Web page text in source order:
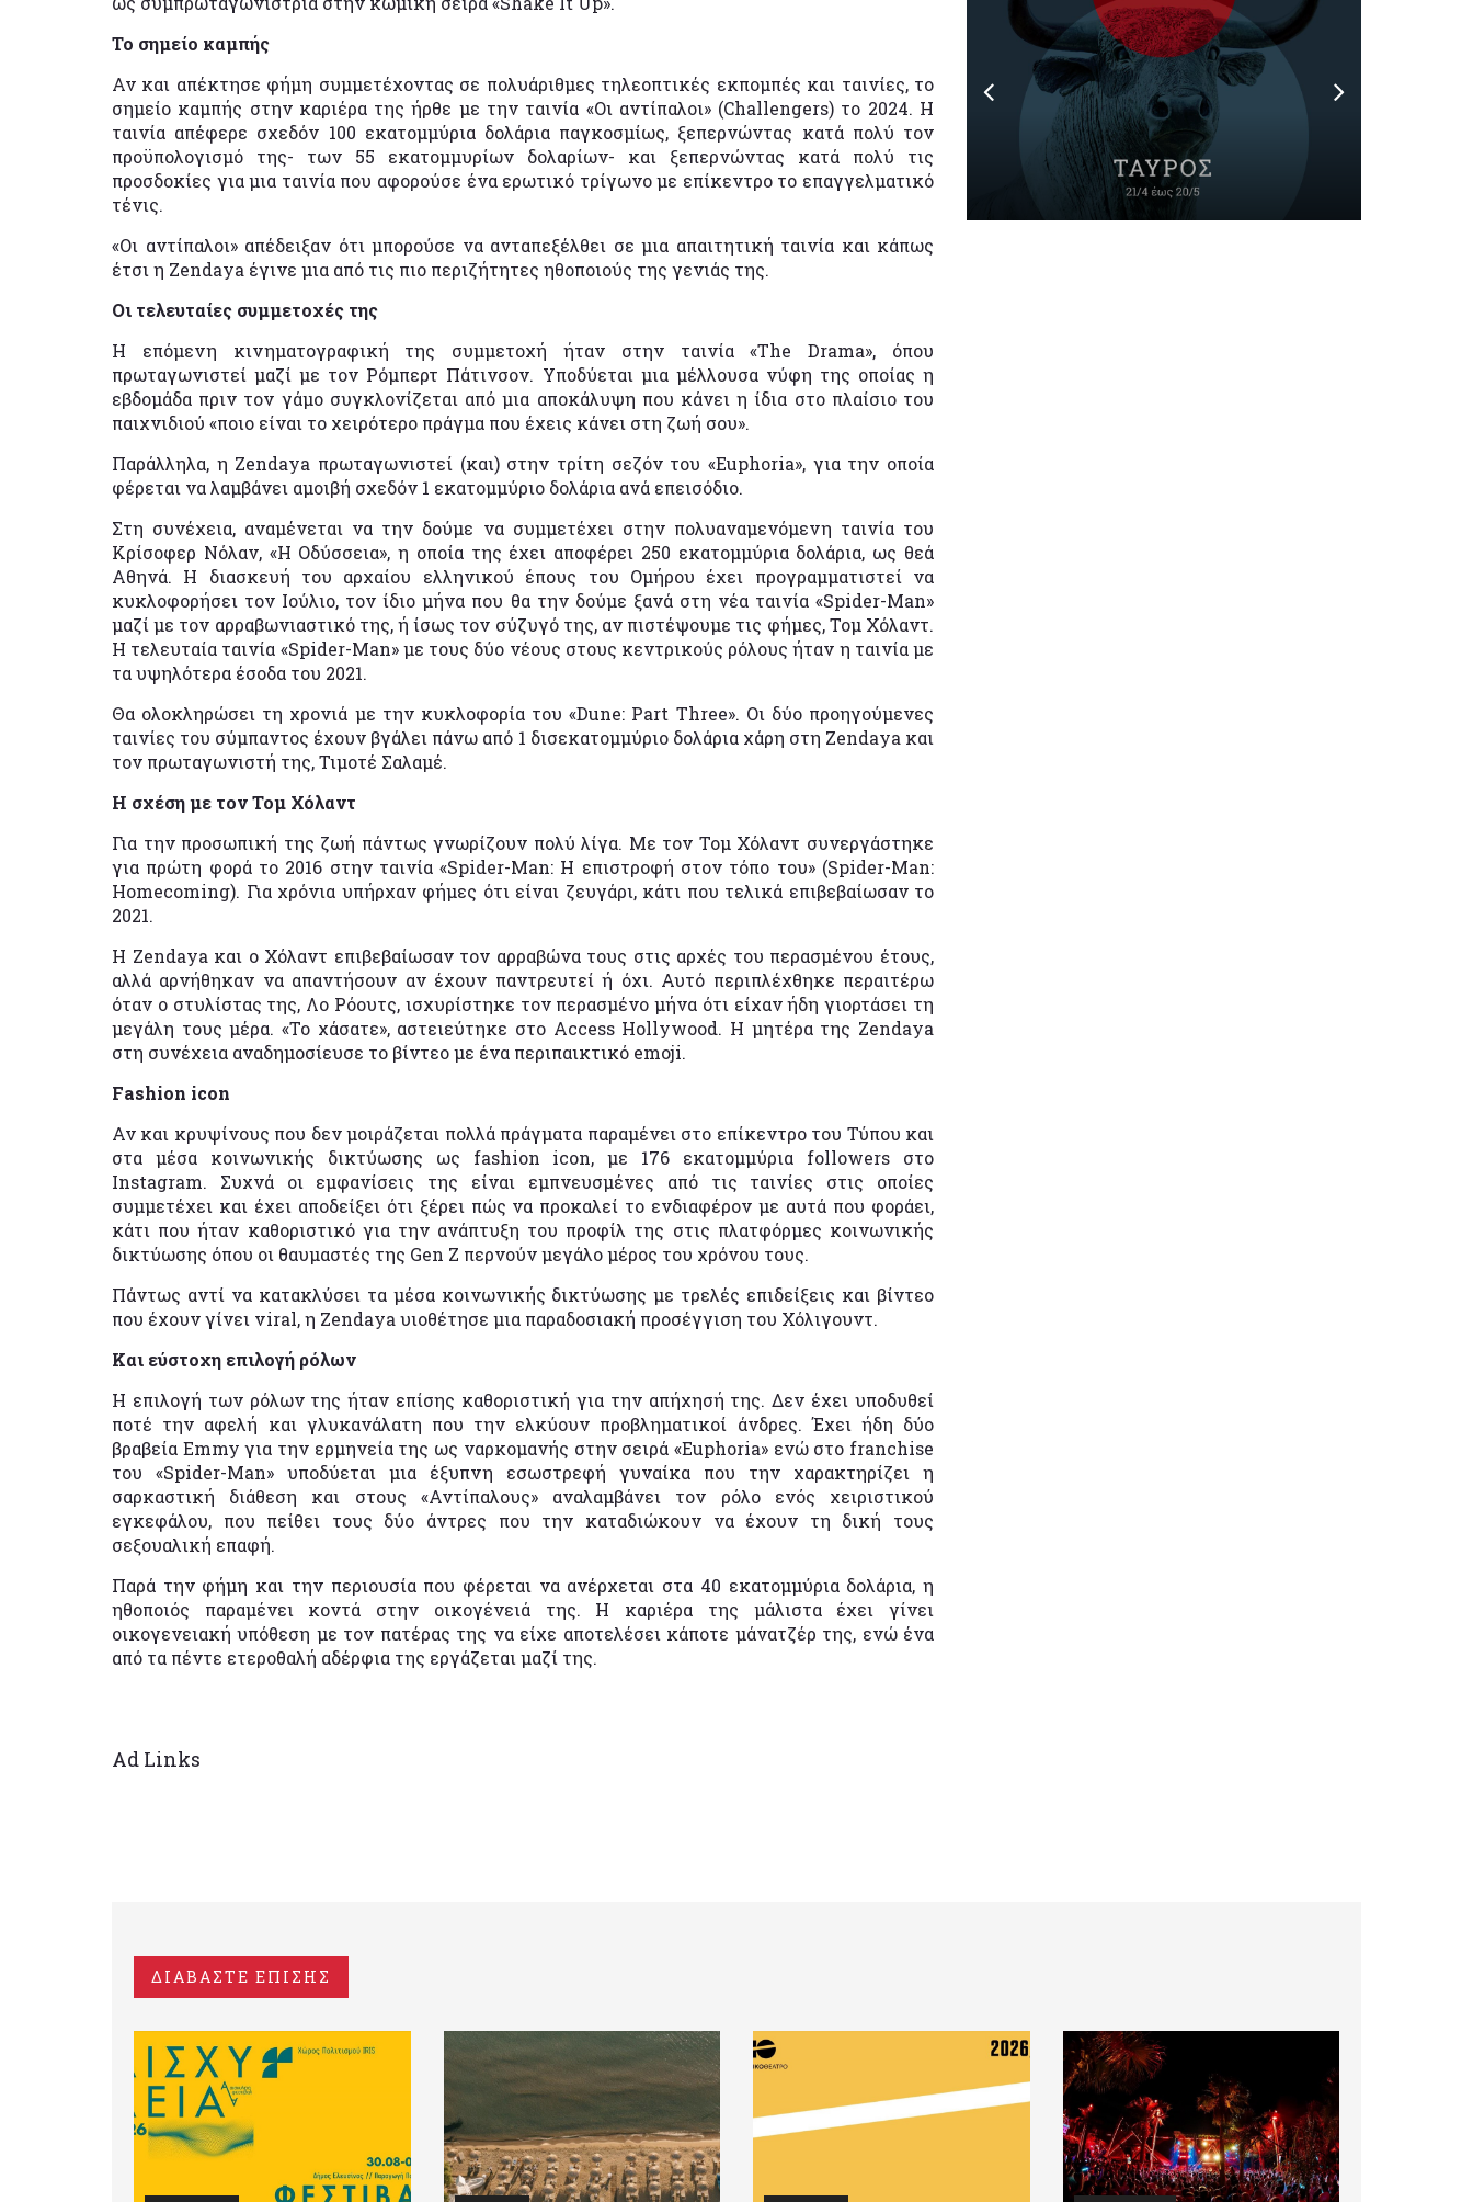
Το σημείο καμπής
Αν και απέκτησε φήμη συμμετέχοντας σε πολυάριθμες τηλεοπτικές εκπομπές και ταινίες, το
σημείο καμπής στην καριέρα της ήρθε με την ταινία «Οι αντίπαλοι» (Challengers) το 2024. Η
ταινία απέφερε σχεδόν 100 εκατομμύρια δολάρια παγκοσμίως, ξεπερνώντας κατά πολύ τον
προϋπολογισμό της- των 55 εκατομμυρίων δολαρίων- και ξεπερνώντας κατά πολύ τις
προσδοκίες για μια ταινία που αφορούσε ένα ερωτικό τρίγωνο με επίκεντρο το επαγγελματικό
τένις.
«Οι αντίπαλοι» απέδειξαν ότι μπορούσε να ανταπεξέλθει σε μια απαιτητική ταινία και κάπως
έτσι η Zendaya έγινε μια από τις πιο περιζήτητες ηθοποιούς της γενιάς της.
Οι τελευταίες συμμετοχές της
Η επόμενη κινηματογραφική της συμμετοχή ήταν στην ταινία «The Drama», όπου
πρωταγωνιστεί μαζί με τον Ρόμπερτ Πάτινσον. Υποδύεται μια μέλλουσα νύφη της οποίας η
εβδομάδα πριν τον γάμο συγκλονίζεται από μια αποκάλυψη που κάνει η ίδια στο πλαίσιο του
παιχνιδιού «ποιο είναι το χειρότερο πράγμα που έχεις κάνει στη ζωή σου».
Παράλληλα, η Zendaya πρωταγωνιστεί (και) στην τρίτη σεζόν του «Euphoria», για την οποία
φέρεται να λαμβάνει αμοιβή σχεδόν 1 εκατομμύριο δολάρια ανά επεισόδιο.
Στη συνέχεια, αναμένεται να την δούμε να συμμετέχει στην πολυαναμενόμενη ταινία του
Κρίσοφερ Νόλαν, «Η Οδύσσεια», η οποία της έχει αποφέρει 250 εκατομμύρια δολάρια, ως θεά
Αθηνά. Η διασκευή του αρχαίου ελληνικού έπους του Ομήρου έχει προγραμματιστεί να
κυκλοφορήσει τον Ιούλιο, τον ίδιο μήνα που θα την δούμε ξανά στη νέα ταινία «Spider-Man»
μαζί με τον αρραβωνιαστικό της, ή ίσως τον σύζυγό της, αν πιστέψουμε τις φήμες, Τομ Χόλαντ.
Η τελευταία ταινία «Spider-Man» με τους δύο νέους στους κεντρικούς ρόλους ήταν η ταινία με
τα υψηλότερα έσοδα του 2021.
Θα ολοκληρώσει τη χρονιά με την κυκλοφορία του «Dune: Part Three». Οι δύο προηγούμενες
ταινίες του σύμπαντος έχουν βγάλει πάνω από 1 δισεκατομμύριο δολάρια χάρη στη Zendaya και
τον πρωταγωνιστή της, Τιμοτέ Σαλαμέ.
Η σχέση με τον Τομ Χόλαντ
Για την προσωπική της ζωή πάντως γνωρίζουν πολύ λίγα. Με τον Τομ Χόλαντ συνεργάστηκε
για πρώτη φορά το 2016 στην ταινία «Spider-Man: Η επιστροφή στον τόπο του» (Spider-Man:
Homecoming). Για χρόνια υπήρχαν φήμες ότι είναι ζευγάρι, κάτι που τελικά επιβεβαίωσαν το
2021.
Η Zendaya και ο Χόλαντ επιβεβαίωσαν τον αρραβώνα τους στις αρχές του περασμένου έτους,
αλλά αρνήθηκαν να απαντήσουν αν έχουν παντρευτεί ή όχι. Αυτό περιπλέχθηκε περαιτέρω
όταν ο στυλίστας της, Λο Ρόουτς, ισχυρίστηκε τον περασμένο μήνα ότι είχαν ήδη γιορτάσει τη
μεγάλη τους μέρα. «Το χάσατε», αστειεύτηκε στο Access Hollywood. Η μητέρα της Zendaya
στη συνέχεια αναδημοσίευσε το βίντεο με ένα περιπαικτικό emoji.
Fashion icon
Αν και κρυψίνους που δεν μοιράζεται πολλά πράγματα παραμένει στο επίκεντρο του Τύπου και
στα μέσα κοινωνικής δικτύωσης ως fashion icon, με 176 εκατομμύρια followers στο
Instagram. Συχνά οι εμφανίσεις της είναι εμπνευσμένες από τις ταινίες στις οποίες
συμμετέχει και έχει αποδείξει ότι ξέρει πώς να προκαλεί το ενδιαφέρον με αυτά που φοράει,
κάτι που ήταν καθοριστικό για την ανάπτυξη του προφίλ της στις πλατφόρμες κοινωνικής
δικτύωσης όπου οι θαυμαστές της Gen Z περνούν μεγάλο μέρος του χρόνου τους.
Πάντως αντί να κατακλύσει τα μέσα κοινωνικής δικτύωσης με τρελές επιδείξεις και βίντεο
που έχουν γίνει viral, η Zendaya υιοθέτησε μια παραδοσιακή προσέγγιση του Χόλιγουντ.
Και εύστοχη επιλογή ρόλων
Η επιλογή των ρόλων της ήταν επίσης καθοριστική για την απήχησή της. Δεν έχει υποδυθεί
ποτέ την αφελή και γλυκανάλατη που την ελκύουν προβληματικοί άνδρες. Έχει ήδη δύο
βραβεία Emmy για την ερμηνεία της ως ναρκομανής στην σειρά «Euphoria» ενώ στο franchise
του «Spider-Man» υποδύεται μια έξυπνη εσωστρεφή γυναίκα που την χαρακτηρίζει η
σαρκαστική διάθεση και στους «Αντίπαλους» αναλαμβάνει τον ρόλο ενός χειριστικού
εγκεφάλου, που πείθει τους δύο άντρες που την καταδιώκουν να έχουν τη δική τους
σεξουαλική επαφή.
Παρά την φήμη και την περιουσία που φέρεται να ανέρχεται στα 40 εκατομμύρια δολάρια, η
ηθοποιός παραμένει κοντά στην οικογένειά της. Η καριέρα της μάλιστα έχει γίνει
οικογενειακή υπόθεση με τον πατέρας της να είχε αποτελέσει κάποτε μάνατζέρ της, ενώ ένα
από τα πέντε ετεροθαλή αδέρφια της εργάζεται μαζί της.
Ad Links
ΔΙΑΒΑΣΤΕ ΕΠΙΣΗΣ